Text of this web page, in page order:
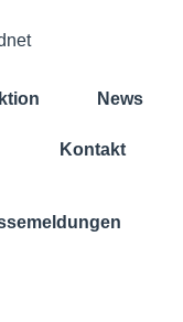
News
Kontakt